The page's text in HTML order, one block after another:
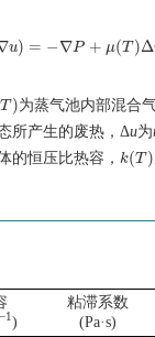
u) = −∇P + μ(T)Δ
u⋅∇ u)= −∇P+μ(T)Δu,
T)
T) 为蒸气池内部混合
所产生的废热，Δu为
的恒压比热容， k(T)
k(T)
−1)
粘滞系数
(Pa·s)